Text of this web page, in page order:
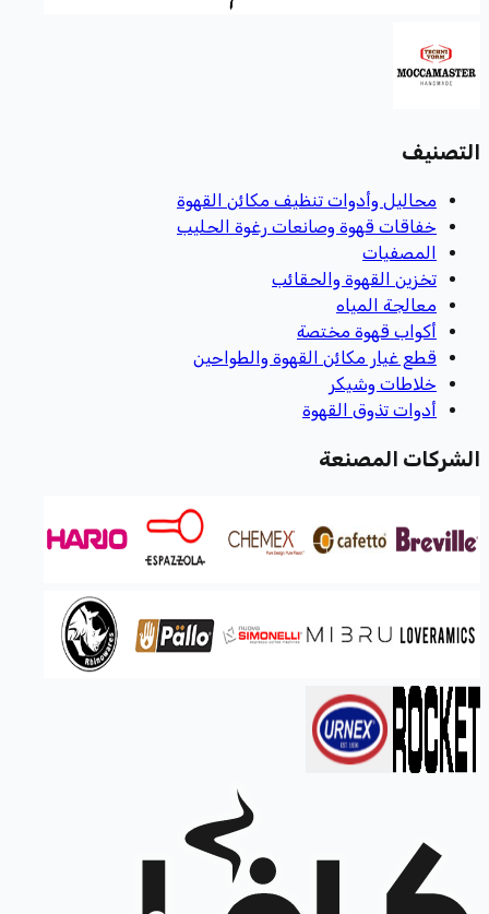
التصنيف
محاليل وأدوات تنظيف مكائن القهوة
خفاقات قهوة وصانعات رغوة الحليب
المصفيات
تخزين القهوة والحقائب
معالجة المياه
أكواب قهوة مختصة
قطع غيار مكائن القهوة والطواحين
خلاطات وشيكر
أدوات تذوق القهوة
الشركات المصنعة